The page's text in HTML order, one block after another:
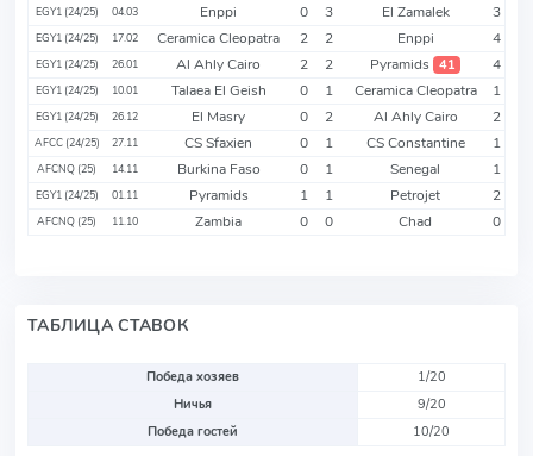
EGY1 (24/25) 04.03 Enppi 0 3 El Zamalek 3
EGY1 (24/25) 17.02 Ceramica Cleopatra 2 2 Enppi 4
EGY1 (24/25) 26.01 Al Ahly Cairo 2 2 Pyramids 41 4
EGY1 (24/25) 10.01 Talaea El Geish 0 1 Ceramica Cleopatra 1
EGY1 (24/25) 26.12 El Masry 0 2 Al Ahly Cairo 2
AFCC (24/25) 27.11 CS Sfaxien 0 1 CS Constantine 1
AFCNQ (25) 14.11 Burkina Faso 0 1 Senegal 1
EGY1 (24/25) 01.11 Pyramids 1 1 Petrojet 2
AFCNQ (25) 11.10 Zambia 0 0 Chad 0
ТАБЛИЦА СТАВОК
Победа хозяев
1/20
Ничья
9/20
Победа гостей
10/20